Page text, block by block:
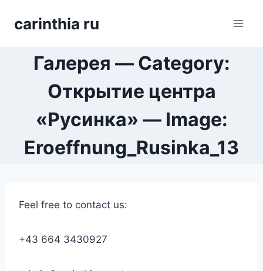
carinthia ru
Галерея — Category:
Открытие центра
«Русинка» — Image:
Eroeffnung_Rusinka_13
Feel free to contact us:
+43 664 3430927